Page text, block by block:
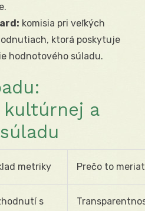
komisia pri veľkých
ktorá poskytuje
hodnotového súladu.
kultúrnej a
metriky Prečo to
s